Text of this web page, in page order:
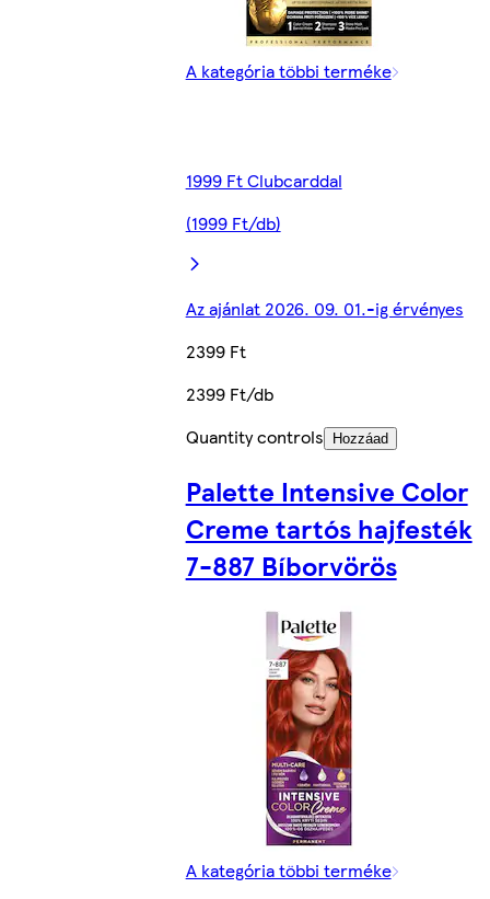
A kategória többi terméke
1999 Ft Clubcarddal
(1999 Ft/db)
Az ajánlat 2026. 09. 01.-ig érvényes
2399 Ft
2399 Ft/db
Quantity controls
Hozzáad
Palette Intensive Color
Creme tartós hajfesték
7-887 Bíborvörös
A kategória többi terméke